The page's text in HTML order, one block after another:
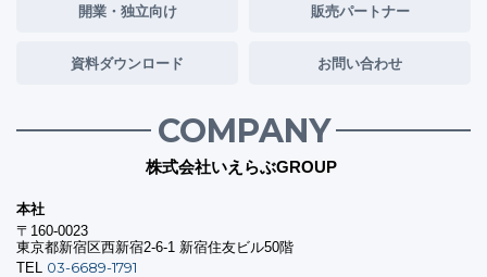
開業・独立向け 販売パートナー
資料ダウンロード お問い合わせ
COMPANY
株式会社いえらぶGROUP
本社
〒160-0023
東京都新宿区西新宿2-6-1 新宿住友ビル50階
TEL 03-6689-1791